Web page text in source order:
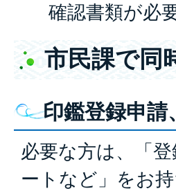
確認書類が必
市民課で同
印鑑登録申請
必要な方は、「
ートなど」をお持